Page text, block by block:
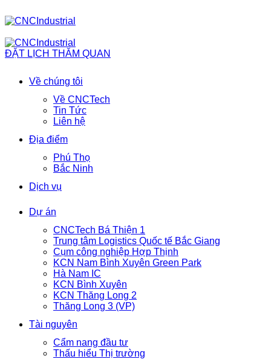
ĐẶT LỊCH THĂM QUAN
Về chúng tôi
Về CNCTech
Tin Tức
Liên hệ
Địa điểm
Phú Thọ
Bắc Ninh
Dịch vụ
Dự án
CNCTech Bá Thiện 1
Trung tâm Logistics Quốc tế Bắc Giang
Cụm công nghiệp Hợp Thịnh
KCN Nam Bình Xuyên Green Park
Hà Nam IC
KCN Bình Xuyên
KCN Thăng Long 2
Thăng Long 3 (VP)
Tài nguyên
Cẩm nang đầu tư
Thấu hiểu Thị trường